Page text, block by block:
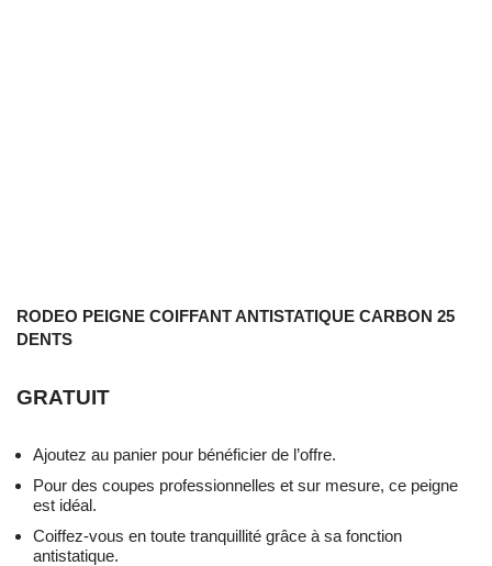
RODEO PEIGNE COIFFANT ANTISTATIQUE CARBON 25
DENTS
GRATUIT
Ajoutez au panier pour bénéficier de l’offre.
Pour des coupes professionnelles et sur mesure, ce peigne
est idéal.
Coiffez-vous en toute tranquillité grâce à sa fonction
antistatique.